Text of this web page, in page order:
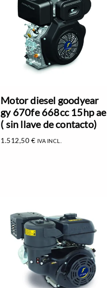
Motor diesel goodyear
gy 670fe 668cc 15hp ae
( sin llave de contacto)
1.512,50 € IVA INCL.